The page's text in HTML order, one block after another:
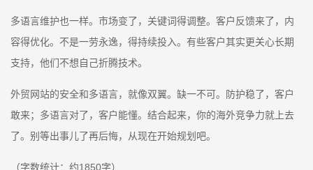
多语言维护也一样。市场变了，关键词得调整。客户反馈来了，内
容得优化。不是一劳永逸，得持续投入。有些客户其实更关心长期
支持，他们不想自己折腾技术。
外贸网站的安全和多语言，就像双翼。缺一不可。防护稳了，客户
敢来；多语言对了，客户能懂。结合起来，你的海外竞争力就上去
了。别等出事儿了再后悔，从现在开始规划吧。
（字数统计：约1850字）